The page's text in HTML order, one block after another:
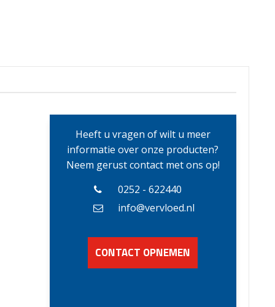
Heeft u vragen of wilt u meer
informatie over onze producten?
Neem gerust contact met ons op!
0252 - 622440
info@vervloed.nl
CONTACT OPNEMEN